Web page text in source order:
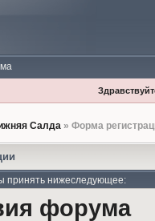
Салда» Форма
принять нижеследующее:
форума